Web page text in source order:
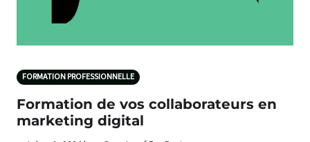
FORMATION PROFESSIONNELLE
Formation de vos collaborateurs en
marketing digital